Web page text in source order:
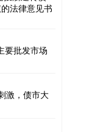
法律意见书
要批发市场
激，债市大